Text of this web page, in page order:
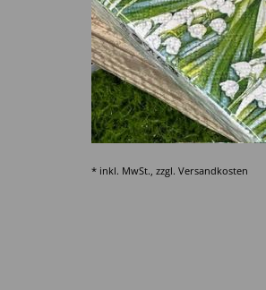
* inkl. MwSt., zzgl. Versandkosten